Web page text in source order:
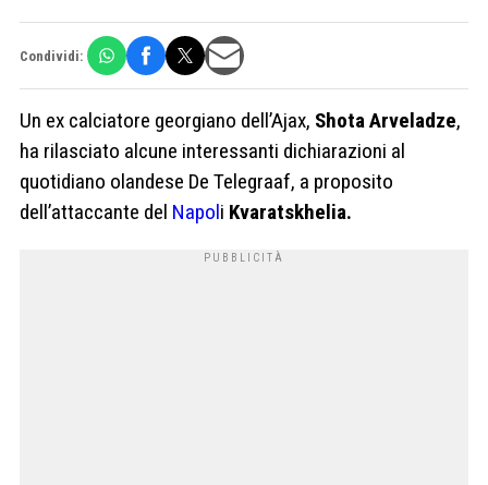
Condividi:
Un ex calciatore georgiano dell’Ajax, Shota Arveladze,
ha rilasciato alcune interessanti dichiarazioni al
quotidiano olandese De Telegraaf, a proposito
dell’attaccante del Napoli Kvaratskhelia.